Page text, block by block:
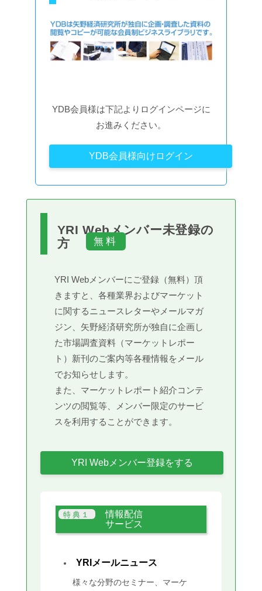
YDB会員様は下記よりログインページに
お進みください。
YDB会員様向けログイン
YRI Webメンバー未登録の
方
YRI Webメンバーにご登録（無料）頂
きますと、各種業界およびマーケット
に関するニュースレターやメールマガ
ジン、矢野経済研究所が独自に企画し
た市場調査資料（マーケットレポー
ト）新刊のご案内等各種情報をメール
でお知らせします。
また、マーケットレポート紹介コンテ
ンツの閲覧等、メンバー限定のサービ
スを利用することができます。
YRI Webメンバー登録をする
情報配信
サービス
YRIメールニュース
様々な分野のセミナー、マーケ